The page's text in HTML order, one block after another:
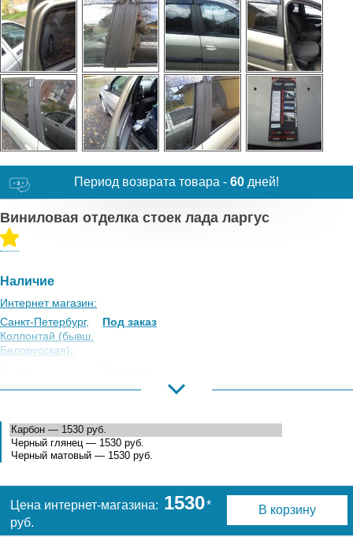
Период возврата товара - 60 дней!
Виниловая отделка стоек лада ларгус
Наличие
Интернет магазин:
Санкт-Петербург,
Коллонтай (бывш.
Белорусская):
Под заказ
Порт:
Великий Новгород:
Под заказ
Нальчик:
Под заказ
Самара:
Под заказ
Тверь:
Цена интернет-магазина: 1530*
руб.
В корзину